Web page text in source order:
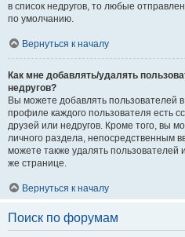
в список недругов, то любые
по умолчанию.
Вернуться к началу
Как мне добавлять/удалять
недругов?
Вы можете добавлять пользователей
профиле каждого пользователя есть
друзей или недругов. Кроме того, вы
личного раздела, непосредственным
можете также удалять пользователей
же странице.
Вернуться к началу
Поиск по форумам